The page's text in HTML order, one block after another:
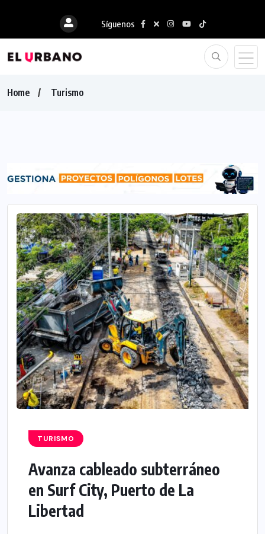
Síguenos
Home Turismo
TURISMO
Avanza cableado subterráneo
en Surf City, Puerto de La
Libertad